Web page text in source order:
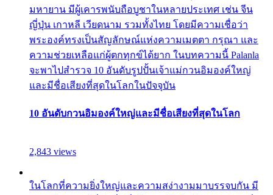
มหายาน มีผู้เคารพนับถือบูชาในหลายประเทศ เช่น จีน
ญี่ปุ่น เกาหลี เวียดนาม รวมทั้งไทย โดยมีความเชื่อว่า
พระองค์ทรงเป็นสัญลักษณ์แห่งความเมตตา กรุณา และ
ความช่วยเหลือแก่ผู้ตกทุกข์ได้ยาก ในบทความนี้ Palanla
จะพาไปสำรวจ 10 อันดับรูปปั้นเจ้าแม่กวนอิมองค์ใหญ่
และมีชื่อเสียงที่สุดในโลกในปัจจุบัน
10 อันดับกวนอิมองค์ใหญ่และมีชื่อเสียงที่สุดในโลก
2,843 views
ในโลกที่ความยิ่งใหญ่และความสง่างามมาบรรจบกัน มี